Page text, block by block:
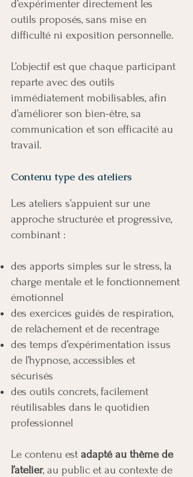
d’expérimenter directement les
outils proposés, sans mise en
difficulté ni exposition personnelle.
L’objectif est que chaque participant
reparte avec des outils
immédiatement mobilisables, afin
d’améliorer son bien-être, sa
communication et son efficacité au
travail.
Contenu type des ateliers
Les ateliers s’appuient sur une
approche structurée et progressive,
combinant :
des apports simples sur le stress, la
charge mentale et le fonctionnement
émotionnel
des exercices guidés de respiration,
de relâchement et de recentrage
des temps d’expérimentation issus
de l’hypnose, accessibles et
sécurisés
des outils concrets, facilement
réutilisables dans le quotidien
professionnel
Le contenu est adapté au thème de
l’atelier, au public et au contexte de